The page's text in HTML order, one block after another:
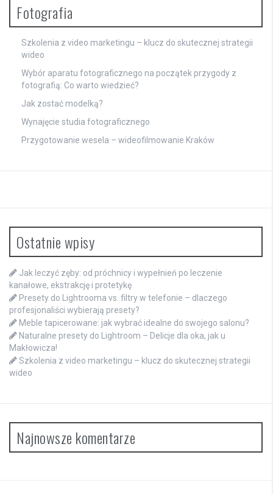
Fotografia
Szkolenia z video marketingu – klucz do skutecznej strategii
wideo
Wybór aparatu fotograficznego na początek przygody z
fotografią: Co warto wiedzieć?
Jak zostać modelką?
Wynajęcie studia fotograficznego
Przygotowanie wesela – wideofilmowanie Kraków
Ostatnie wpisy
Jak leczyć zęby: od próchnicy i wypełnień po leczenie
kanałowe, ekstrakcję i protetykę
Presety do Lightrooma vs. filtry w telefonie – dlaczego
profesjonaliści wybierają presety?
Meble tapicerowane: jak wybrać idealne do swojego salonu?
Naturalne presety do Lightroom – Delicje dla oka, jak u
Makłowicza!
Szkolenia z video marketingu – klucz do skutecznej strategii
wideo
Najnowsze komentarze